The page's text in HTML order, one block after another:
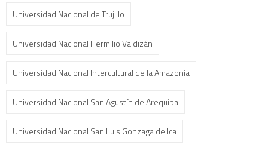
Universidad Nacional de Trujillo
Universidad Nacional Hermilio Valdizán
Universidad Nacional Intercultural de la Amazonia
Universidad Nacional San Agustín de Arequipa
Universidad Nacional San Luis Gonzaga de Ica